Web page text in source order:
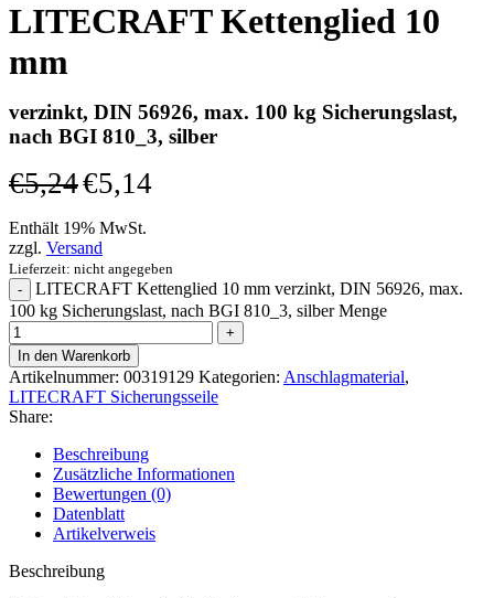
LITECRAFT Kettenglied 10
mm
verzinkt, DIN 56926, max. 100 kg Sicherungslast,
nach BGI 810_3, silber
€5,24€5,14
Enthält 19% MwSt.
zzgl. Versand
Lieferzeit: nicht angegeben
LITECRAFT Kettenglied 10 mm verzinkt, DIN 56926, max.
100 kg Sicherungslast, nach BGI 810_3, silber Menge
In den Warenkorb
Artikelnummer: 00319129 Kategorien: Anschlagmaterial,
LITECRAFT Sicherungsseile
Share:
Beschreibung
Zusätzliche Informationen
Bewertungen (0)
Datenblatt
Artikelverweis
Beschreibung